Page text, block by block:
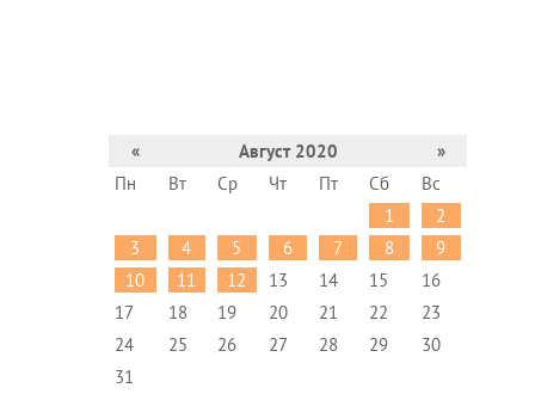
« Август 2020
»
Пн
Вт Ср Чт Пт Сб
Вс
1
2
3
4 5 6 7 8
9
10
11 12 13 14 15
16
17
18 19 20 21 22
23
24
25 26 27 28 29
30
31